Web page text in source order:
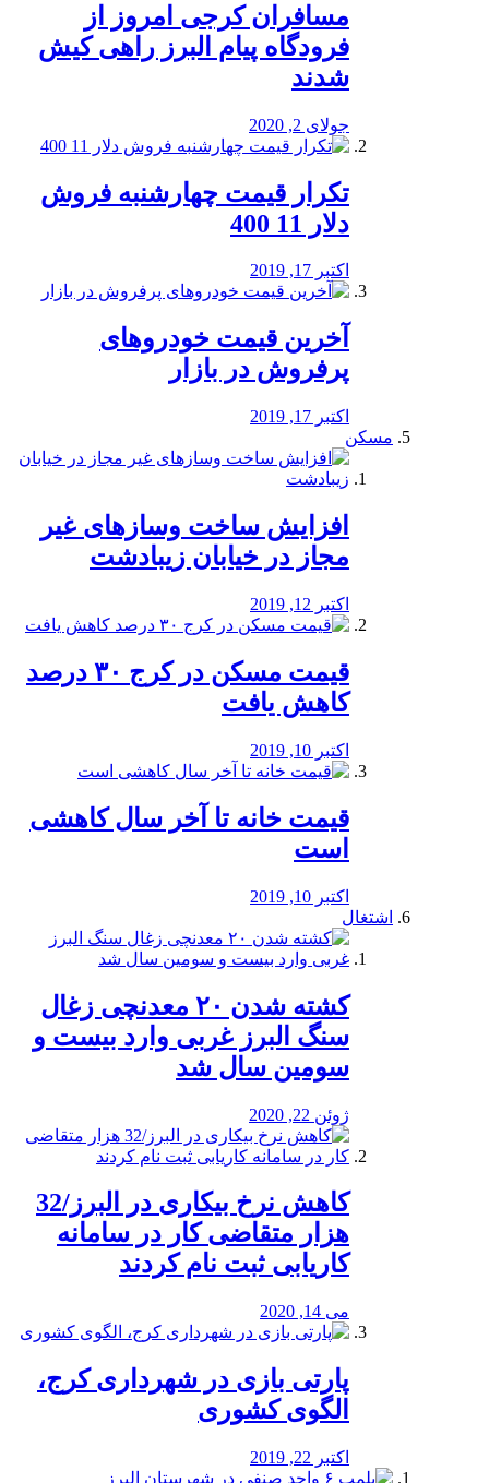
مسافران کرجی امروز از
فرودگاه پیام البرز راهی کیش
شدند
جولای 2, 2020
تکرار قیمت چهارشنبه فروش
دلار 11 400
اکتبر 17, 2019
آخرین قیمت خودرو‌های
پرفروش در بازار
اکتبر 17, 2019
مسکن
افزایش ساخت وسازهای غیر
مجاز در خیابان زیبادشت
اکتبر 12, 2019
️قیمت مسکن در کرج ۳۰ درصد
کاهش یافت
اکتبر 10, 2019
قیمت خانه تا آخر سال کاهشی
است
اکتبر 10, 2019
اشتغال
کشته شدن ۲۰ معدنچی زغال
سنگ البرز غربی وارد بیست و
سومین سال شد
ژوئن 22, 2020
کاهش نرخ بیکاری در البرز/32
هزار متقاضی کار در سامانه
کاریابی ثبت نام کردند
می 14, 2020
پارتی بازی در شهرداری کرج،
الگوی کشوری
اکتبر 22, 2019